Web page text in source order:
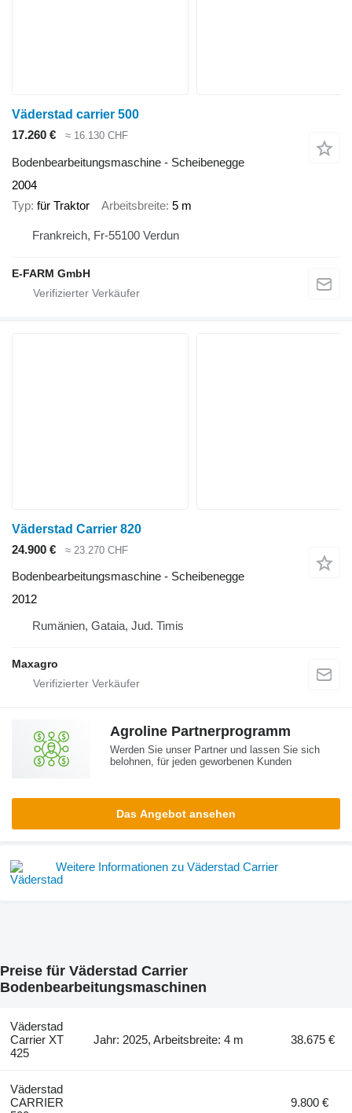
Väderstad carrier 500
17.260 €
≈ 16.130 CHF
Bodenbearbeitungsmaschine - Scheibenegge
2004
Typ für Traktor Arbeitsbreite 5 m
Frankreich, Fr-55100 Verdun
E-FARM GmbH
Väderstad Carrier 820
24.900 €
≈ 23.270 CHF
Bodenbearbeitungsmaschine - Scheibenegge
2012
Rumänien, Gataia, Jud. Timis
Maxagro
Agroline Partnerprogramm
Werden Sie unser Partner und lassen Sie sich
belohnen, für jeden geworbenen Kunden
Das Angebot ansehen
Weitere Informationen zu Väderstad Carrier
Preise für Väderstad Carrier
Bodenbearbeitungsmaschinen
Väderstad
Carrier XT
425
Jahr: 2025, Arbeitsbreite: 4 m 38.675 €
Väderstad
CARRIER
9.800 €